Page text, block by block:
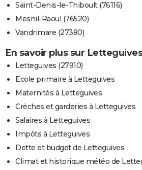
Saint-Denis-le-Thiboult (76116)
Mesnil-Raoul (76520)
Vandrimare (27380)
En savoir plus sur Letteguives
Letteguives (27910)
Ecole primaire à Letteguives
Maternités à Letteguives
Crèches et garderies à Letteguives
Salaires à Letteguives
Impôts à Letteguives
Dette et budget de Letteguives
Climat et historique météo de